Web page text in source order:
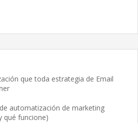
que toda estrategia de Email
automatización de marketing
qué funcione)